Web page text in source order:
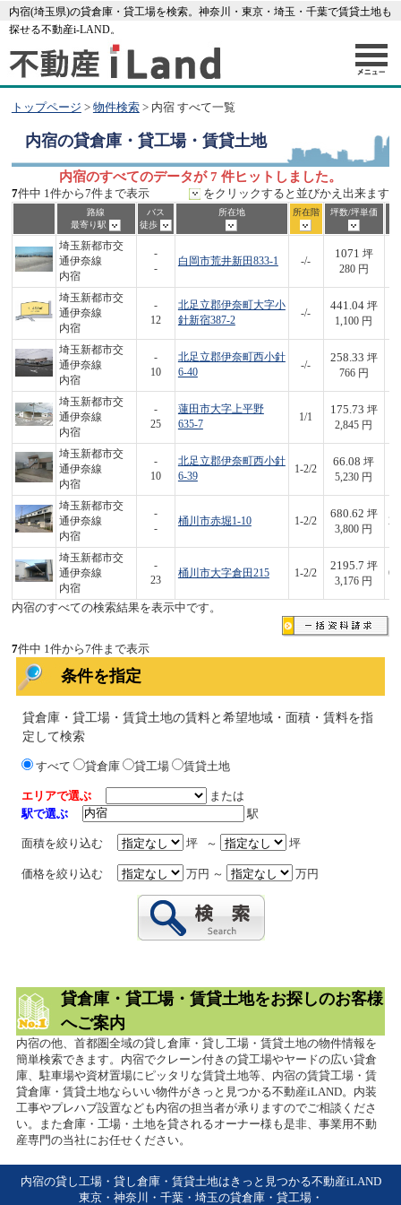
内宿(埼玉県)の貸倉庫・貸工場を検索。神奈川・東京・埼玉・千葉で賃貸土地も
探せる不動産i-LAND。
トップページ > 物件検索> 内宿 すべて一覧
内宿の貸倉庫・貸工場・賃貸土地
内宿のすべてのデータが 7 件ヒットしました。
7件中 1件から7件まで表示 をクリックすると並びかえ出来ます
路線
最寄り駅
バス
徒歩
所在地 所在階 坪数/坪単価
埼玉新都市交
通伊奈線
内宿
-
-
白岡市荒井新田833-1 -/-
1071 坪
280 円
埼玉新都市交
通伊奈線
内宿
-
12
北足立郡伊奈町大字小
針新宿387-2
-/-
441.04坪
1,100 円
埼玉新都市交
通伊奈線
内宿
-
10
北足立郡伊奈町西小針
6-40
-/-
258.33 坪
766 円
埼玉新都市交
通伊奈線
内宿
-
25
蓮田市大字上平野
635-7
1/1
175.73 坪
2,845 円
埼玉新都市交
通伊奈線
内宿
-
10
北足立郡伊奈町西小針
6-39
1-2/2
66.08 坪
5,230 円
埼玉新都市交
通伊奈線
内宿
-
-
桶川市赤堀1-10 1-2/2
680.62 坪
3,800 円
埼玉新都市交
通伊奈線
内宿
-
23
桶川市大字倉田215 1-2/2
2195.7 坪
3,176 円
内宿のすべての検索結果を表示中です。
7件中 1件から7件まで表示
条件を指定
貸倉庫・貸工場・賃貸土地の賃料と希望地域・面積・賃料を指
定して検索
すべて 貸倉庫 貸工場 賃貸土地
エリアで選ぶ
または
駅で選ぶ
駅
面積を絞り込む 坪 ～ 坪
価格を絞り込む 万円 ～ 万円
貸倉庫・貸工場・賃貸土地をお探しのお客様
へご案内
内宿の他、首都圏全域の貸し倉庫・貸し工場・賃貸土地の物件情報を
簡単検索できます。内宿でクレーン付きの貸工場やヤードの広い貸倉
庫、駐車場や資材置場にピッタリな賃貸土地等、内宿の賃貸工場・賃
貸倉庫・賃貸土地ならいい物件がきっと見つかる不動産iLAND。内装
工事やプレハブ設置なども内宿の担当者が承りますのでご相談くださ
い。また倉庫・工場・土地を貸されるオーナー様も是非、事業用不動
産専門の当社にお任せください。
内宿の貸し工場・貸し倉庫・賃貸土地はきっと見つかる不動産iLAND
東京・神奈川・千葉・埼玉の貸倉庫・貸工場・